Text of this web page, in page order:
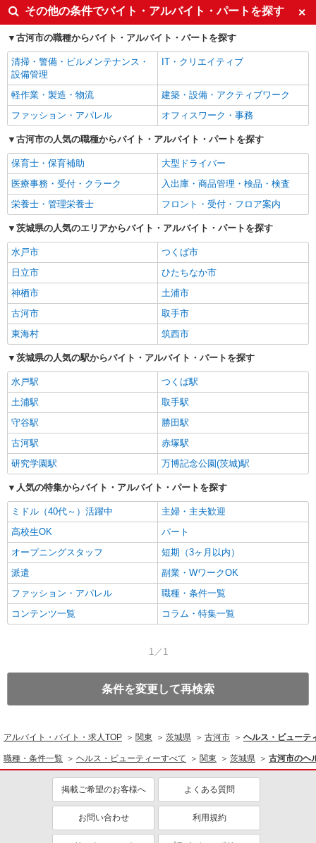
その他の条件でバイト・アルバイト・パートを探す
古河市の職種からバイト・アルバイト・パートを探す
清掃・警備・ビルメンテナンス・
設備管理
IT・クリエイティブ
軽作業・製造・物流
建築・設備・アクティブワーク
ファッション・アパレル
オフィスワーク・事務
古河市の人気の職種からバイト・アルバイト・パートを探す
保育士・保育補助
大型ドライバー
医療事務・受付・クラーク
入出庫・商品管理・検品・検査
栄養士・管理栄養士
フロント・受付・フロア案内
茨城県の人気のエリアからバイト・アルバイト・パートを探す
水戸市
つくば市
日立市
ひたちなか市
神栖市
土浦市
古河市
取手市
東海村
筑西市
茨城県の人気の駅からバイト・アルバイト・パートを探す
水戸駅
つくば駅
土浦駅
取手駅
守谷駅
勝田駅
古河駅
赤塚駅
研究学園駅
万博記念公園(茨城)駅
人気の特集からバイト・アルバイト・パートを探す
ミドル（40代～）活躍中
主婦・主夫歓迎
高校生OK
パート
オープニングスタッフ
短期（3ヶ月以内）
派遣
副業・WワークOK
ファッション・アパレル
職種・条件一覧
コンテンツ一覧
コラム・特集一覧
1／1
条件を変更して再検索
アルバイト・バイト・求人TOP 関東 茨城県 古河市 ヘルス・ビューテ
職種・条件一覧 ヘルス・ビューティーすべて 関東 茨城県 古河市のヘ
掲載ご希望のお客様へ よくある質問
お問い合わせ 利用規約